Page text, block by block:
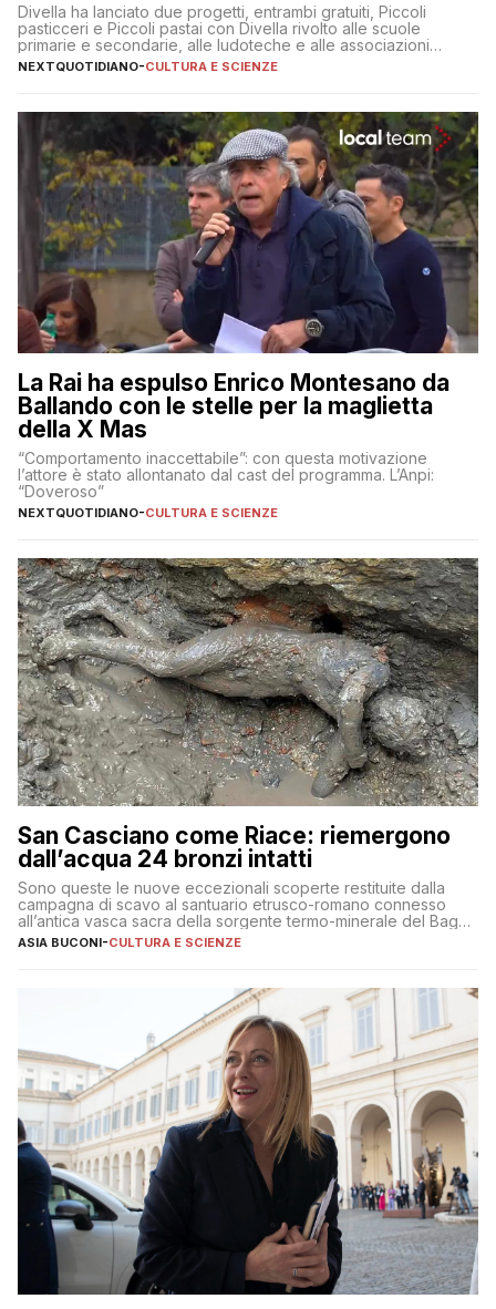
Divella ha lanciato due progetti, entrambi gratuiti, Piccoli
pasticceri e Piccoli pastai con Divella rivolto alle scuole
primarie e secondarie, alle ludoteche e alle associazioni
pugliesi che si occupano di bambini con ADHD
NEXTQUOTIDIANO-CULTURA E SCIENZE
La Rai ha espulso Enrico Montesano da
Ballando con le stelle per la maglietta
della X Mas
“Comportamento inaccettabile”: con questa motivazione
l’attore è stato allontanato dal cast del programma. L’Anpi:
“Doveroso”
NEXTQUOTIDIANO-CULTURA E SCIENZE
San Casciano come Riace: riemergono
dall’acqua 24 bronzi intatti
Sono queste le nuove eccezionali scoperte restituite dalla
campagna di scavo al santuario etrusco-romano connesso
all’antica vasca sacra della sorgente termo-minerale del Bagno
Grande
ASIA BUCONI-CULTURA E SCIENZE